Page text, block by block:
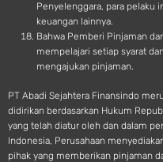
Penyelenggara, para pelaku
keuangan lainnya.
Bahwa Pemberi Pinjaman
mempelajari setiap syarat
mengajukan pinjaman.
PT Abadi Sejahtera Finansindo
didirikan berdasarkan Hukum
yang telah diatur oleh dan dalam
Indonesia, Perusahaan
pihak yang memberikan pinjaman